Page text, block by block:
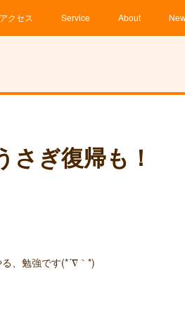
アクセス Service About
ぎ復帰も！
、勉強です(*´∇｀*)